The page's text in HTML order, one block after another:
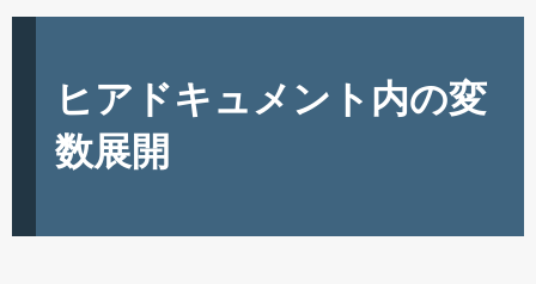
ヒアドキュメント内の変
数展開